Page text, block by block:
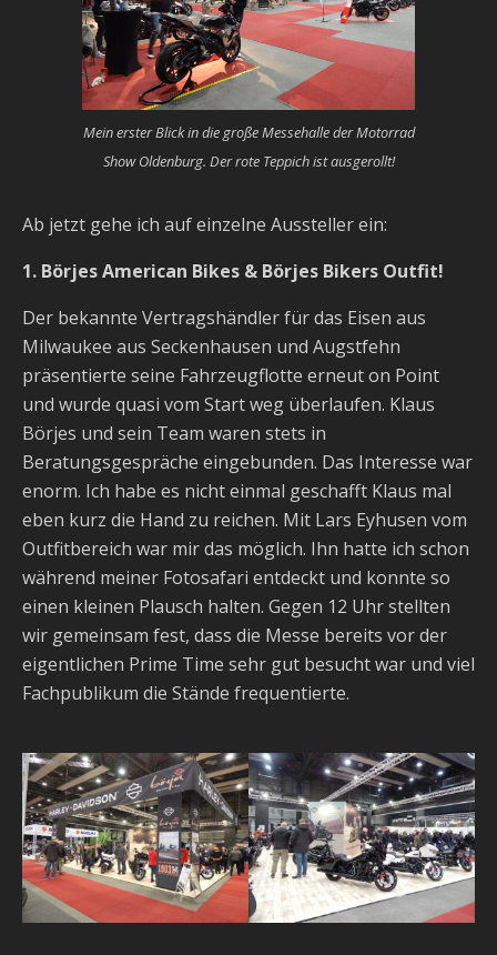
Mein erster Blick in die große Messehalle der Motorrad
Show Oldenburg. Der rote Teppich ist ausgerollt!
Ab jetzt gehe ich auf einzelne Aussteller ein:
1. Börjes American Bikes & Börjes Bikers Outfit!
Der bekannte Vertragshändler für das Eisen aus
Milwaukee aus Seckenhausen und Augstfehn
präsentierte seine Fahrzeugflotte erneut on Point
und wurde quasi vom Start weg überlaufen. Klaus
Börjes und sein Team waren stets in
Beratungsgespräche eingebunden. Das Interesse war
enorm. Ich habe es nicht einmal geschafft Klaus mal
eben kurz die Hand zu reichen. Mit Lars Eyhusen vom
Outfitbereich war mir das möglich. Ihn hatte ich schon
während meiner Fotosafari entdeckt und konnte so
einen kleinen Plausch halten. Gegen 12 Uhr stellten
wir gemeinsam fest, dass die Messe bereits vor der
eigentlichen Prime Time sehr gut besucht war und viel
Fachpublikum die Stände frequentierte.